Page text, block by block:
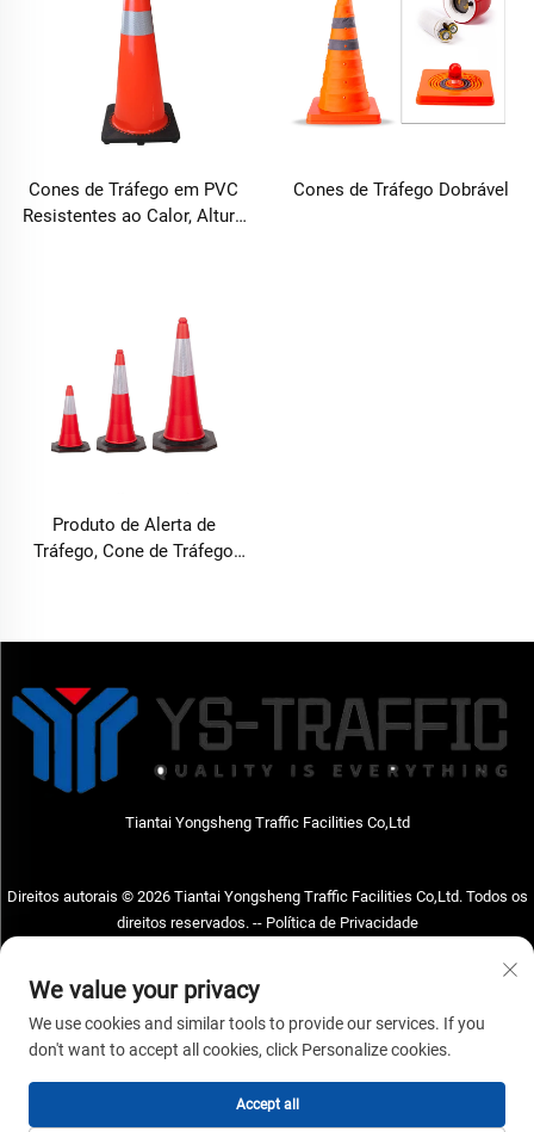
Cones de Tráfego em PVC
Resistentes ao Calor, Altura
Cones de Tráfego Dobrável
Produto de Alerta de
Tráfego, Cone de Tráfego
Preta
Tiantai Yongsheng Traffic Facilities Co,Ltd
Direitos autorais © 2026 Tiantai Yongsheng Traffic Facilities Co,Ltd. Todos os
direitos reservados. -- Política de Privacidade
Address: Tiantai Yongsheng Traffic Facilities Co,Ltd Endereço; Nº73, Rua
Hongchou Oeste, cidade de Hongchou, condado de Tiantai, cidade de Taizhou,
+86-18968682471
We value your privacy
We use cookies and similar tools to provide our services. If you
don't want to accept all cookies, click Personalize cookies.
Accept all